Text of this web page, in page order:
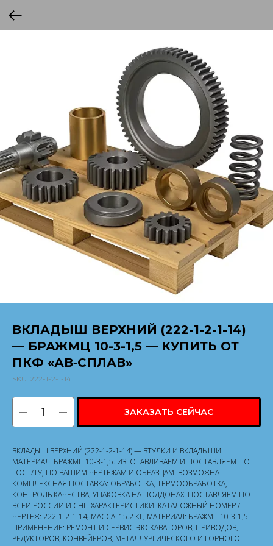
ВКЛАДЫШ ВЕРХНИЙ (222-1-2-1-14)
— БРАЖМЦ 10-3-1,5 — КУПИТЬ ОТ
ПКФ «АВ‑СПЛАВ»
SKU: 222-1-2-1-14
ЗАКАЗАТЬ СЕЙЧАС
ВКЛАДЫШ ВЕРХНИЙ (222-1-2-1-14) — ВТУЛКИ И ВКЛАДЫШИ.
МАТЕРИАЛ: БРАЖМЦ 10-3-1,5. ИЗГОТАВЛИВАЕМ И ПОСТАВЛЯЕМ ПО
ГОСТ/ТУ, ПО ВАШИМ ЧЕРТЕЖАМ И ОБРАЗЦАМ. ВОЗМОЖНА
КОМПЛЕКСНАЯ ПОСТАВКА: ОБРАБОТКА, ТЕРМООБРАБОТКА,
КОНТРОЛЬ КАЧЕСТВА, УПАКОВКА НА ПОДДОНАХ. ПОСТАВЛЯЕМ ПО
ВСЕЙ РОССИИ И СНГ. ХАРАКТЕРИСТИКИ: КАТАЛОЖНЫЙ НОМЕР /
ЧЕРТЁЖ: 222-1-2-1-14; МАССА: 15.2 КГ; МАТЕРИАЛ: БРАЖМЦ 10-3-1,5.
ПРИМЕНЕНИЕ: РЕМОНТ И СЕРВИС ЭКСКАВАТОРОВ, ПРИВОДОВ,
РЕДУКТОРОВ, КОНВЕЙЕРОВ, МЕТАЛЛУРГИЧЕСКОГО И ГОРНОГО